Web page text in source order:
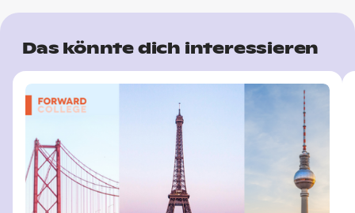
Das könnte dich interessieren